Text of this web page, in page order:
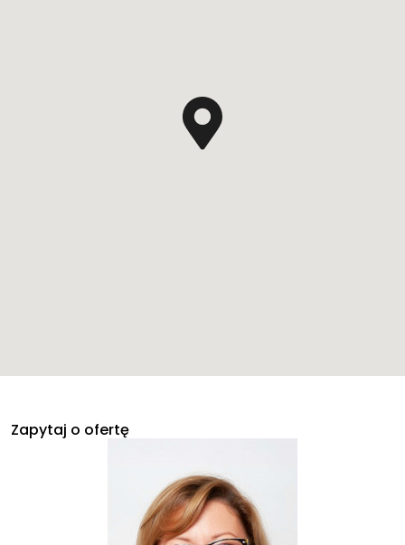
Zapytaj o ofertę